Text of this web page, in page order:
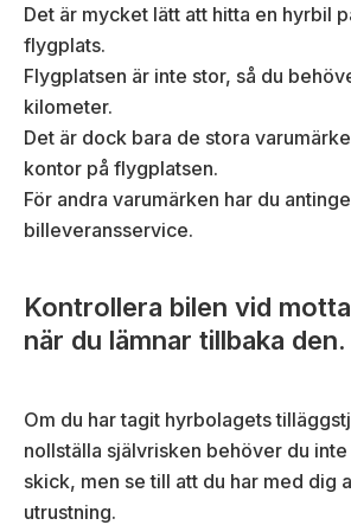
Det är mycket lätt att hitta en hyrbil
flygplats.
Flygplatsen är inte stor, så du
kilometer.
Det är dock bara de stora
kontor på flygplatsen.
För andra varumärken har du
billeveransservice.
Kontrollera bilen vid
när du lämnar tillbaka den.
Om du har tagit hyrbolagets
nollställa självrisken behöver du
skick, men se till att du har med dig
utrustning.